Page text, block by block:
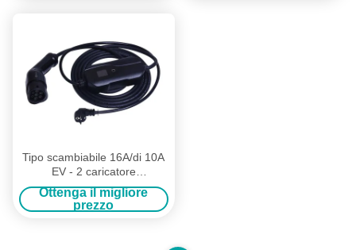
Tipo scambiabile 16A/di 10A
EV - 2 caricatore
dell'automobile del veicolo
elettrico del caricatore EVSE
Ottenga il migliore
prezzo